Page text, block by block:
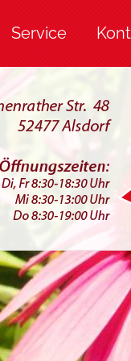
Service